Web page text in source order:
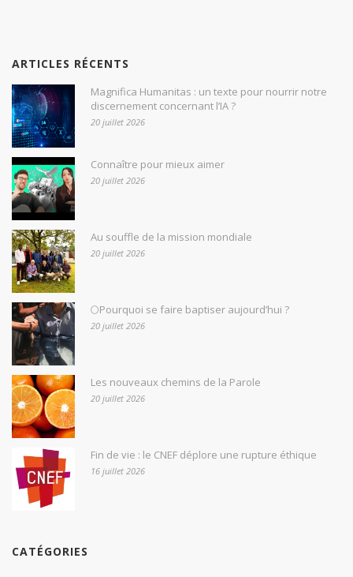
ARTICLES RÉCENTS
Magnifica Humanitas : un texte pour nourrir notre
discernement concernant l’IA ?
20 juillet 2026
Connaître pour mieux aimer
20 juillet 2026
Au souffle de la mission mondiale
20 juillet 2026
🌕Pourquoi se faire baptiser aujourd’hui ?
20 juillet 2026
Les nouveaux chemins de la Parole
20 juillet 2026
Fin de vie : le CNEF déplore une rupture éthique
16 juillet 2026
CATÉGORIES